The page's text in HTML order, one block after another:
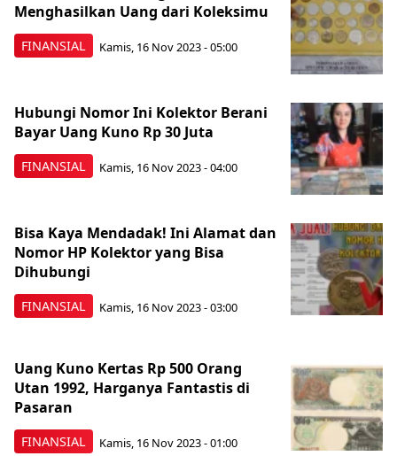
FINANSIAL
Menghasilkan Uang dari Koleksimu
Kamis, 16 Nov 2023 - 05:00
FINANSIAL
Hubungi Nomor Ini Kolektor Berani
Bayar Uang Kuno Rp 30 Juta
Kamis, 16 Nov 2023 - 04:00
FINANSIAL
Bisa Kaya Mendadak! Ini Alamat dan
Nomor HP Kolektor yang Bisa
Dihubungi
Kamis, 16 Nov 2023 - 03:00
FINANSIAL
Uang Kuno Kertas Rp 500 Orang
Utan 1992, Harganya Fantastis di
Pasaran
Kamis, 16 Nov 2023 - 01:00